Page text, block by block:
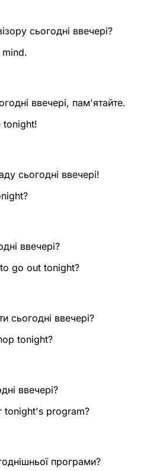
сьогодні ввечері?
ввечері, пам'ятайте.
tonight!
сьогодні ввечері!
ввечері?
go out tonight?
сьогодні ввечері?
tonight?
ввечері?
tonight's program?
програми?